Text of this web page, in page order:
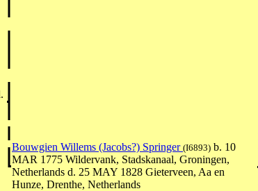
Bouwgien Willems (Jacobs?) Springer (I6893) b. 10
MAR 1775 Wildervank, Stadskanaal, Groningen,
Netherlands d. 25 MAY 1828 Gieterveen, Aa en
Hunze, Drenthe, Netherlands